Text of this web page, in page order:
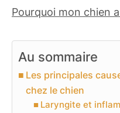
Pourquoi mon chien
Au sommaire
Les principales
chez le chien
Laryngite et